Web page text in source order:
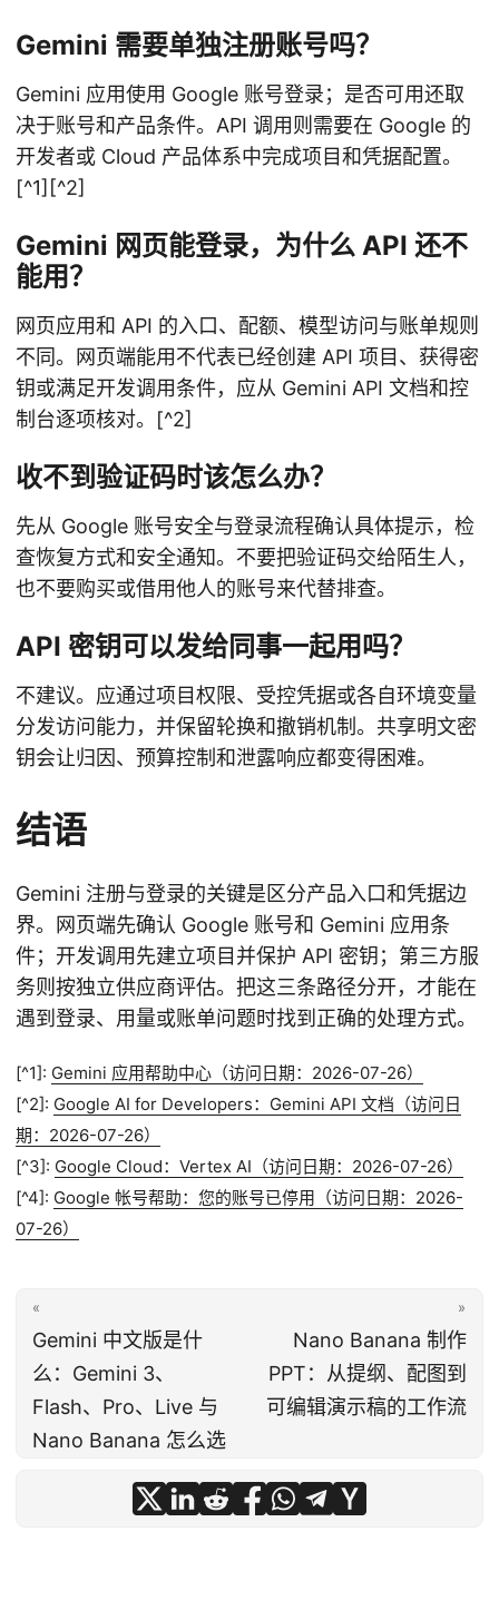
Gemini 需要单独注册账号吗？
Gemini 应用使用 Google 账号登录；是否可用还取
决于账号和产品条件。API 调用则需要在 Google 的
开发者或 Cloud 产品体系中完成项目和凭据配置。
[^1][^2]
Gemini 网页能登录，为什么 API 还不
能用？
网页应用和 API 的入口、配额、模型访问与账单规则
不同。网页端能用不代表已经创建 API 项目、获得密
钥或满足开发调用条件，应从 Gemini API 文档和控
制台逐项核对。[^2]
收不到验证码时该怎么办？
先从 Google 账号安全与登录流程确认具体提示，检
查恢复方式和安全通知。不要把验证码交给陌生人，
也不要购买或借用他人的账号来代替排查。
API 密钥可以发给同事一起用吗？
不建议。应通过项目权限、受控凭据或各自环境变量
分发访问能力，并保留轮换和撤销机制。共享明文密
钥会让归因、预算控制和泄露响应都变得困难。
结语
Gemini 注册与登录的关键是区分产品入口和凭据边
界。网页端先确认 Google 账号和 Gemini 应用条
件；开发调用先建立项目并保护 API 密钥；第三方服
务则按独立供应商评估。把这三条路径分开，才能在
遇到登录、用量或账单问题时找到正确的处理方式。
[^1]: Gemini 应用帮助中心（访问日期：2026-07-26）
[^2]: Google AI for Developers：Gemini API 文档（访问日
期：2026-07-26）
[^3]: Google Cloud：Vertex AI（访问日期：2026-07-26）
[^4]: Google 帐号帮助：您的账号已停用（访问日期：2026-
07-26）
«
Gemini 中文版是什
么：Gemini 3、
Flash、Pro、Live 与
Nano Banana 怎么选
»
Nano Banana 制作
PPT：从提纲、配图到
可编辑演示稿的工作流